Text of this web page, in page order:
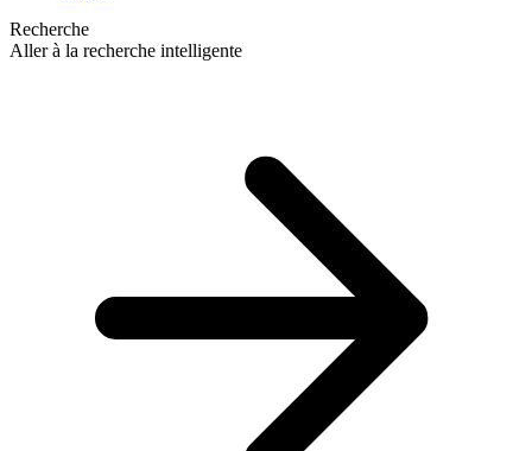
Recherche
Aller à la recherche intelligente